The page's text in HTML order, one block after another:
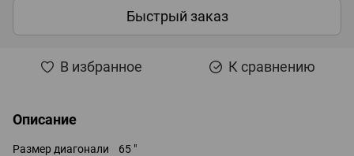
Быстрый заказ
В избранное К сравнению
Описание
Размер диагонали 65 "